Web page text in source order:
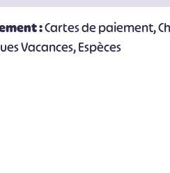
:Cartes de paiement,
Vacances, Espèces